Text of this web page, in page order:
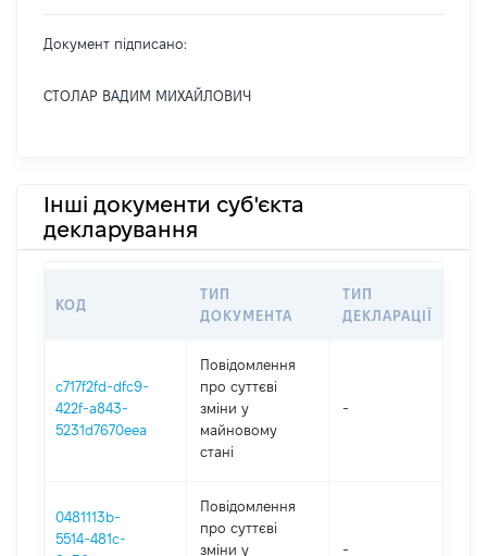
Документ підписано:
СТОЛАР ВАДИМ МИХАЙЛОВИЧ
Інші документи суб'єкта
декларування
КОД
ТИП
ДОКУМЕНТА
ТИП
ДЕКЛАРАЦІЇ
c717f2fd-dfc9-
422f-a843-
5231d7670eea
Повідомлення
про суттєві
зміни y
майновому
стані
-
0481113b-
5514-481c-
Повідомлення
про суттєві
зміни y
-